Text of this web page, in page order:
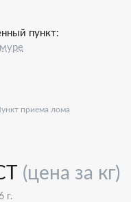
пункт:
приема лома
(цена за кг)
г.